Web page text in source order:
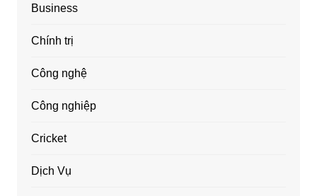
Business
Chính trị
Công nghệ
Công nghiệp
Cricket
Dịch Vụ